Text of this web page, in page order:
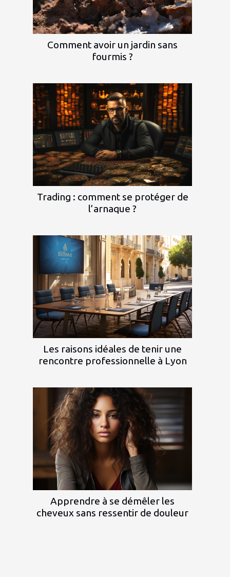
Comment avoir un jardin sans
fourmis ?
Trading : comment se protéger de
l’arnaque ?
Les raisons idéales de tenir une
rencontre professionnelle à Lyon
Apprendre à se démêler les
cheveux sans ressentir de douleur